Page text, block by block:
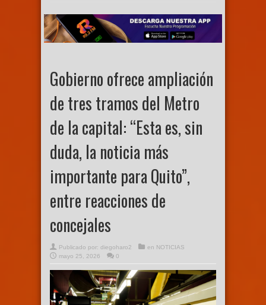
Gobierno ofrece ampliación
de tres tramos del Metro
de la capital: “Esta es, sin
duda, la noticia más
importante para Quito”,
entre reacciones de
concejales
Publicado por: diegoharo2 en NOTICIAS
mayo 25, 2026
0